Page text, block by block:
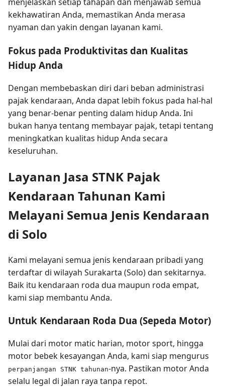
kekhawatiran Anda, memastikan Anda merasa
nyaman dan yakin dengan layanan kami.
Fokus pada Produktivitas dan Kualitas
Hidup Anda
Dengan membebaskan diri dari beban administrasi
pajak kendaraan, Anda dapat lebih fokus pada hal-hal
yang benar-benar penting dalam hidup Anda. Ini
bukan hanya tentang membayar pajak, tetapi tentang
meningkatkan kualitas hidup Anda secara
keseluruhan.
Layanan Jasa STNK Pajak
Kendaraan Tahunan Kami
Melayani Semua Jenis Kendaraan
di Solo
Kami melayani semua jenis kendaraan pribadi yang
terdaftar di wilayah Surakarta (Solo) dan sekitarnya.
Baik itu kendaraan roda dua maupun roda empat,
kami siap membantu Anda.
Untuk Kendaraan Roda Dua (Sepeda Motor)
Mulai dari motor matic harian, motor sport, hingga
motor bebek kesayangan Anda, kami siap mengurus
perpanjangan STNK tahunan-nya. Pastikan motor Anda
selalu legal di jalan raya tanpa repot.